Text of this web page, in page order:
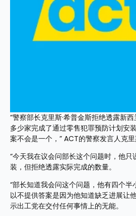
“警察部长克里斯·希普金斯拒绝透露新
多少家完成了通过零售犯罪预防计划安
案不会是一个，” ACT的警察发言人克里
“今天我在议会问部长这个问题时，他
装，但拒绝透露实际完成的数量。
“部长知道我会问这个问题，他有四个
以不提供答案是因为他知道缺乏进展让
示出工党在交付任何事情上的无能。